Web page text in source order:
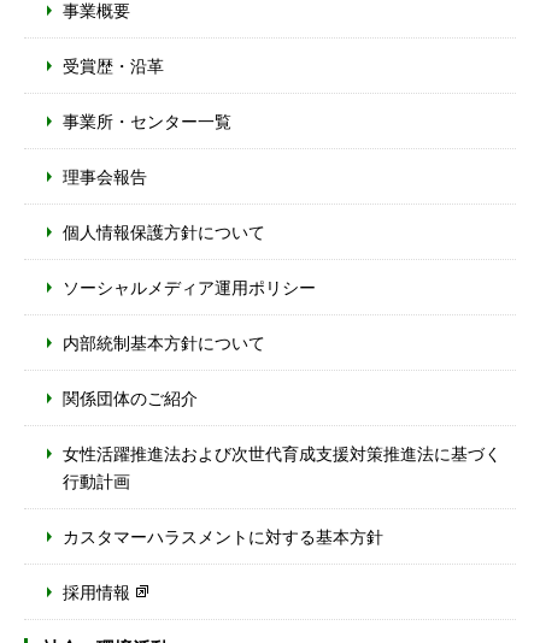
事業概要
受賞歴・沿革
事業所・センター一覧
理事会報告
個人情報保護方針について
ソーシャルメディア運用ポリシー
内部統制基本方針について
関係団体のご紹介
女性活躍推進法および次世代育成支援対策推進法に基づく
行動計画
カスタマーハラスメントに対する基本方針
採用情報